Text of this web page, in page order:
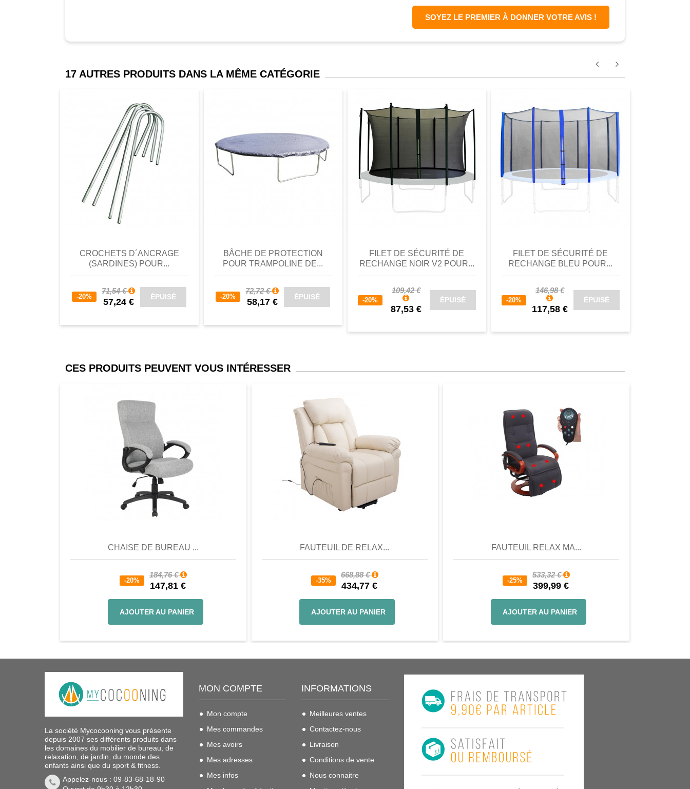
4,60 m 6L = 12 poteaux
Le trampoline de jardin et les poteaux ne sont pas inclus dans
SOYEZ LE PREMIER À DONNER VOTRE AVIS !
17 AUTRES PRODUITS DANS LA MÊME CATÉGORIE
CROCHETS D´ANCRAGE
(SARDINES) POUR...
-20%
71,54 €
57,24 €
ÉPUISÉ
BÂCHE DE PROTECTION
POUR TRAMPOLINE DE...
-20%
72,72 €
58,17 €
ÉPUISÉ
FILET DE SÉCURITÉ DE
RECHANGE NOIR V2 POUR...
-20%
109,42 €
87,53 €
ÉPUISÉ
FILET DE SÉCURITÉ DE
RECHANGE BLEU POUR...
-20%
146,98 €
117,58 €
ÉPUISÉ
CES PRODUITS PEUVENT VOUS INTÉRESSER
CHAISE DE BUREAU ...
-20%
184,76 €
147,81 €
AJOUTER AU PANIER
Favori
FAUTEUIL DE RELAX...
-35%
668,88 €
434,77 €
AJOUTER AU PANIER
Favori
FAUTEUIL RELAX MA...
-25%
533,32 €
399,99 €
AJOUTER AU PANIER
La société Mycocooning vous présente
depuis 2007 ses différents produits dans
les domaines du mobilier de bureau, de
relaxation, de jardin, du monde des
enfants ainsi que du sport & fitness.
Appelez-nous : 09-83-68-18-90
MON COMPTE
Mon compte
Mes commandes
Mes avoirs
Mes adresses
Mes infos
INFORMATIONS
Meilleures ventes
Contactez-nous
Livraison
Conditions de vente
Nous connaitre